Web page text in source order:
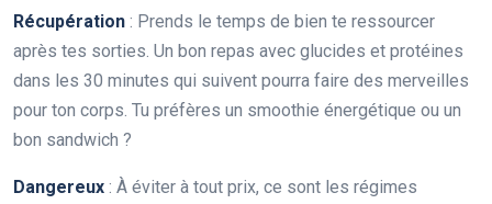
Récupération : Prends le temps de bien te ressourcer
après tes sorties. Un bon repas avec glucides et protéines
dans les 30 minutes qui suivent pourra faire des merveilles
pour ton corps. Tu préfères un smoothie énergétique ou un
bon sandwich ?
Dangereux : À éviter à tout prix, ce sont les régimes